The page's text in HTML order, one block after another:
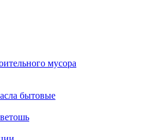
мусора
бытовые